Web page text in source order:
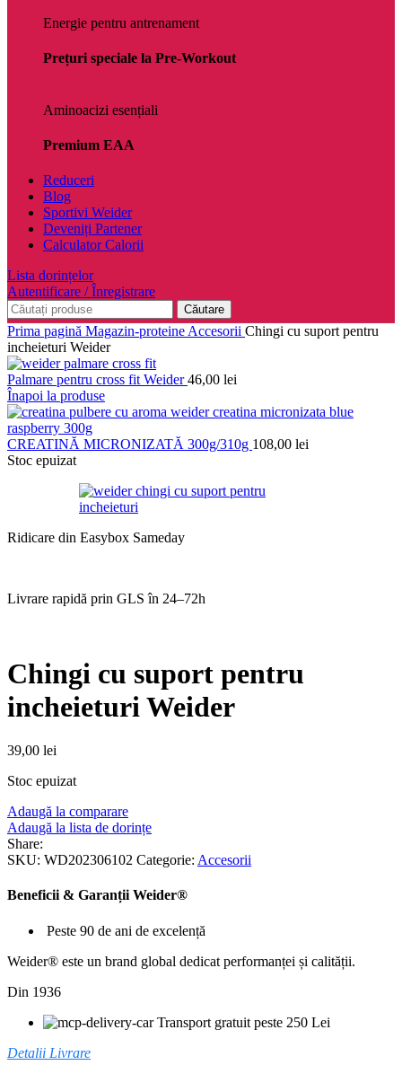
Energie pentru antrenament
Prețuri speciale la Pre-Workout
Aminoacizi esențiali
Premium EAA
Reduceri
Blog
Sportivi Weider
Deveniți Partener
Calculator Calorii
Lista dorințelor
Autentificare / Înregistrare
Căutare
Prima pagină Magazin-proteine Accesorii Chingi cu suport pentru
incheieturi Weider
Palmare pentru cross fit Weider46,00 lei
Înapoi la produse
CREATINĂ MICRONIZATĂ 300g/310g 108,00 lei
Stoc epuizat
Ridicare din Easybox Sameday
Livrare rapidă prin GLS în 24–72h
Chingi cu suport pentru
incheieturi Weider
39,00 lei
Stoc epuizat
Adaugă la comparare
Adaugă la lista de dorințe
Share:
SKU: WD202306102 Categorie: Accesorii
Beneficii & Garanții Weider®
Peste 90 de ani de excelență
Weider® este un brand global dedicat performanței și calității.
Din 1936
Transport gratuit peste 250 Lei
Detalii Livrare